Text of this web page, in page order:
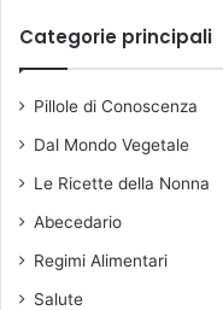
Categorie principali
Pillole di Conoscenza
Dal Mondo Vegetale
Le Ricette della Nonna
Abecedario
Regimi Alimentari
Salute